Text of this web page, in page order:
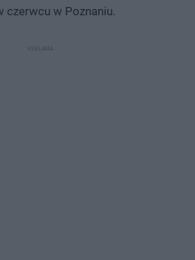
czerwcu w Poznaniu.